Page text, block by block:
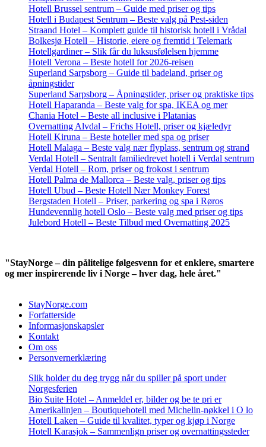
Hotell Brussel sentrum – Guide med priser og tips
Hotell i Budapest Sentrum – Beste valg på Pest-siden
Straand Hotel – Komplett guide til historisk hotell i Vrådal
Bolkesjø Hotell – Historie, eiere og fremtid i Telemark
Hotellgardiner – Slik får du luksusfølelsen hjemme
Hotell Verona – Beste hotell for 2026-reisen
Superland Sarpsborg – Guide til badeland, priser og
åpningstider
Superland Sarpsborg – Åpningstider, priser og praktiske tips
Hotell Haparanda – Beste valg for spa, IKEA og mer
Chania Hotel – Beste all inclusive i Platanias
Overnatting Alvdal – Frichs Hotell, priser og kjæledyr
Hotell Kiruna – Beste hoteller med spa og priser
Hotell Malaga – Beste valg nær flyplass, sentrum og strand
Verdal Hotell – Sentralt familiedrevet hotell i Verdal sentrum
Verdal Hotell – Rom, priser og frokost i sentrum
Hotell Palma de Mallorca – Beste valg, priser og tips
Hotell Ubud – Beste Hotell Nær Monkey Forest
Bergstaden Hotell – Priser, parkering og spa i Røros
Hundevennlig hotell Oslo – Beste valg med priser og tips
Julebord Hotell – Beste Tilbud med Overnatting 2025
"StayNorge – din pålitelige følgesvenn for et enklere, smartere
og mer inspirerende liv i Norge – hver dag, hele året."
StayNorge.com
Forfatterside
Informasjonskapsler
Kontakt
Om oss
Personvernerklæring
Slik holder du deg trygg når du spiller på sport under
Norgesferien
Bio Suite Hotel – Anmeldel er, bilder og be te pri er
Amerikalinjen – Boutiquehotell med Michelin-nøkkel i O lo
Hotell Laken – Guide til kvalitet, typer og kjøp i Norge
Hotell Karasjok – Sammenlign priser og overnattingssteder